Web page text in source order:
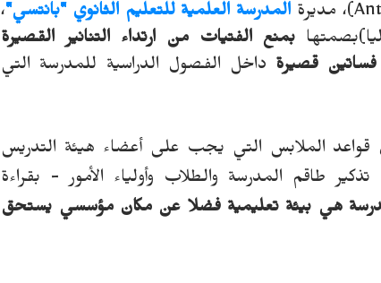
)، مديرة المدرسة العلمية للتعليم الثانوي "بانتسي"،
بمنع الفتيات من ارتداء التنانير القصيرة
فساتين قصيرة داخل الفصول الدراسية للمدرسة التي
الملابس التي يجب على أعضاء هيئة التدريس
طاقم المدرسة والطلاب وأولياء الأمور - بقراءة
هي بيئة تعليمية فضلا عن مكان مؤسسي يستحق